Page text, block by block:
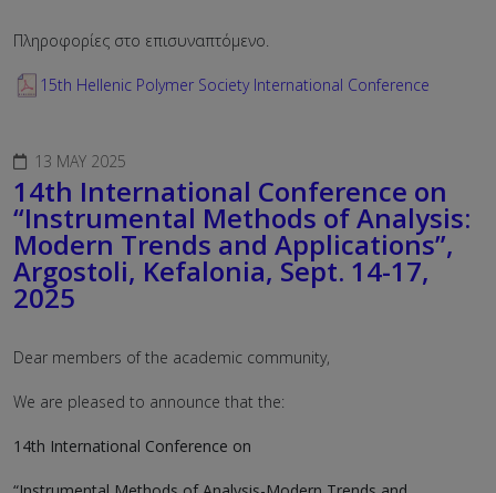
Πληροφορίες στο επισυναπτόμενο.
15th Hellenic Polymer Society International Conference
13 MAY 2025
14th International Conference on
“Instrumental Methods of Analysis:
Modern Trends and Applications”,
Argostoli, Kefalonia, Sept. 14-17,
2025
Dear members of the academic community,
We are pleased to announce that the:
14th International Conference on